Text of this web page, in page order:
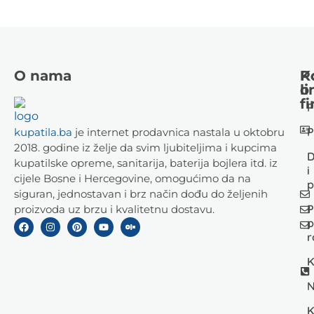
O nama
kupatila.ba je internet prodavnica nastala u oktobru
2018. godine iz želje da svim ljubiteljima i kupcima
kupatilske opreme, sanitarija, baterija bojlera itd. iz
cijele Bosne i Hercegovine, omogućimo da na
siguran, jednostavan i brz način dođu do željenih
proizvoda uz brzu i kvalitetnu dostavu.
i
o